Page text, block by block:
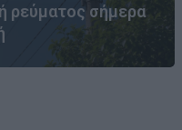
ρεύματος σήμερα